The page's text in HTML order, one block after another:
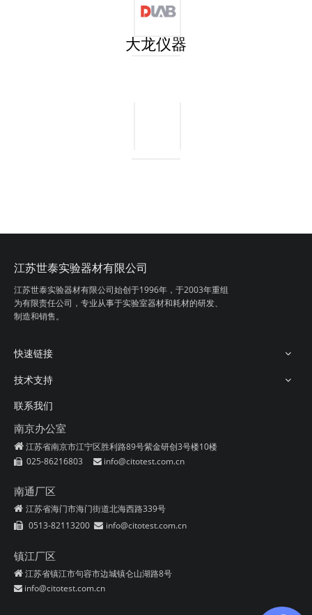
大龙仪器
江苏世泰实验器材有限公司
江苏世泰实验器材有限公司始创于1996年， 于2003年重组
为有限责任公司，专业从事于实验室器材和耗材的研发、
制造和销售。
快速链接
技术支持
联系我们
南京办公室
 江苏省南京市江宁区胜利路89号紫金研创3号楼10楼
 025-86216803  info@citotest.com.cn
南通厂区
 江苏省海门市海门街道北海西路339号
 0513-82113200  info@citotest.com.cn
镇江厂区
 江苏省镇江市句容市边城镇仑山湖路8号
 info@citotest.com.cn